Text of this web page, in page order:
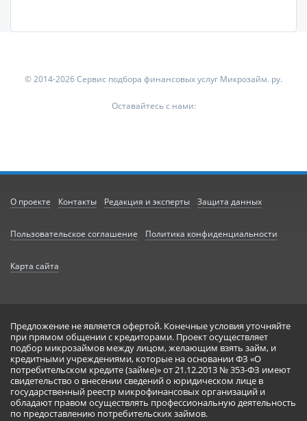
© 2014-2026 Сервис подбора финансовых услуг Микрозайм. ру.
Оставайтесь с нами:
О проекте Контакты Редакция и эксперты Защита данных
Пользовательское соглашение Политика конфиденциальности
Карта сайта
Предложение не является офертой. Конечные условия уточняйте
при прямом общении с кредиторами. Проект осуществляет
подбор микрозаймов между лицом, желающим взять займ, и
кредитными учреждениями, которые на основании ФЗ «О
потребительском кредите (займе)» от 21.12.2013 № 353-ФЗ имеют
свидетельство о внесении сведений о юридическом лице в
государственный реестр микрофинансовых организаций и
обладают правом осуществлять профессиональную деятельность
по предоставлению потребительских займов.